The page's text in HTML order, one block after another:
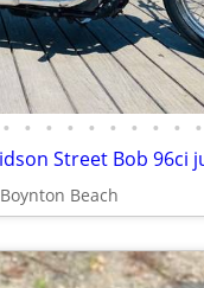
• • • • • • • • • •
Boynton Beach